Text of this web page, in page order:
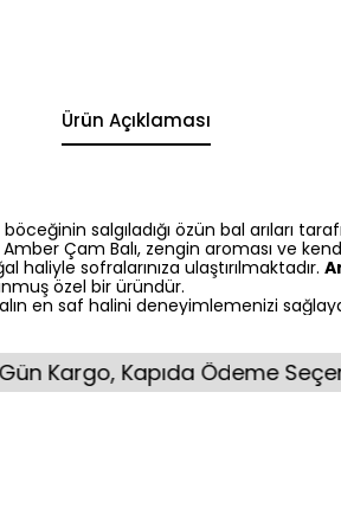
Ürün Açıklaması
salgıladığı özün bal arıları
Çam Balı, zengin aroması ve
sofralarınıza ulaştırılmaktadır.
özel bir üründür.
en saf halini deneyimlemenizi
Kapıda Ödeme Seçeneği ve